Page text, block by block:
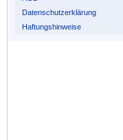
Datenschutzerklärung
Haftungshinweise